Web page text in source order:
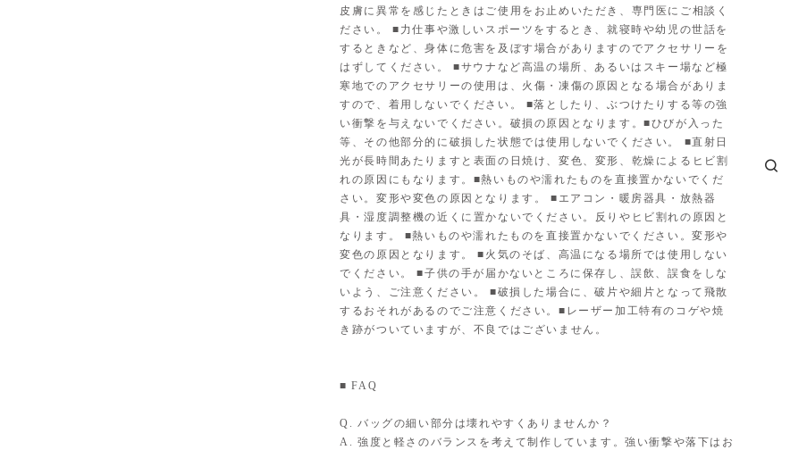
皮膚に異常を感じたときはご使用をお止めいただき、専門医にご相談く
ださい。 ■力仕事や激しいスポーツをするとき、就寝時や幼児の世話を
するときなど、身体に危害を及ぼす場合がありますのでアクセサリーを
はずしてください。 ■サウナなど高温の場所、あるいはスキー場など極
寒地でのアクセサリーの使用は、火傷・凍傷の原因となる場合がありま
すので、着用しないでください。 ■落としたり、ぶつけたりする等の強
い衝撃を与えないでください。破損の原因となります。■ひびが入った
等、その他部分的に破損した状態では使用しないでください。 ■直射日
光が長時間あたりますと表面の日焼け、変色、変形、乾燥によるヒビ割
れの原因にもなります。■熱いものや濡れたものを直接置かないでくだ
さい。変形や変色の原因となります。 ■エアコン・暖房器具・放熱器
具・湿度調整機の近くに置かないでください。反りやヒビ割れの原因と
なります。 ■熱いものや濡れたものを直接置かないでください。変形や
変色の原因となります。 ■火気のそば、高温になる場所では使用しない
でください。 ■子供の手が届かないところに保存し、誤飲、誤食をしな
いよう、ご注意ください。 ■破損した場合に、破片や細片となって飛散
するおそれがあるのでご注意ください。■レーザー加工特有のコゲや焼
き跡がついていますが、不良ではございません。
■ FAQ
Q. バッグの細い部分は壊れやすくありませんか？
A. 強度と軽さのバランスを考えて制作しています。強い衝撃や落下はお